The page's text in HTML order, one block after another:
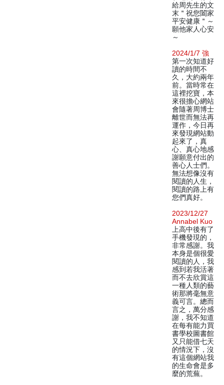
給周先生的文
末＂祝您闔家
平安健康＂～
願他家人心安
～
2024/1/7 強
第一次知道好
讀的時間不
久，大約兩年
前。當時常在
這裡挖寶，本
來很擔心網站
會隨著周博士
離世而無法再
運作，今日再
來發現網站動
起來了，真
心、真心地感
謝願意付出的
善心人士們。
無法想像沒有
閱讀的人生，
閱讀的路上有
您們真好。
2023/12/27
Annabel Kuo
上高中後有了
手機發現的，
非常感謝。我
本身是個很愛
閱讀的人，我
感到若我活著
而不去欣賞這
一種人類的藝
術那將毫無意
義可言。總而
言之，萬分感
謝，我不知道
在每有能力買
書學校圖書館
又只能借七天
的情況下，沒
有這個網站我
的生命會是多
麼的荒蕪。